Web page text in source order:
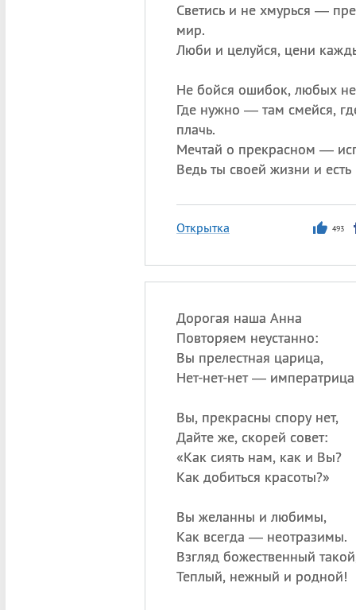
Светись и не хмурься —
мир.
Люби и целуйся, цени
Не бойся ошибок, любых
Где нужно — там смейся,
плачь.
Мечтай о прекрасном —
Ведь ты своей жизни и
Открытка 493
Дорогая наша Анна
Повторяем неустанно:
Вы прелестная царица,
Нет-нет-нет —
Вы, прекрасны спору нет,
Дайте же, скорей совет:
«Как сиять нам, как и Вы?
Как добиться красоты?»
Вы желанны и любимы,
Как всегда — неотразимы.
Взгляд божественный
Теплый, нежный и родной!